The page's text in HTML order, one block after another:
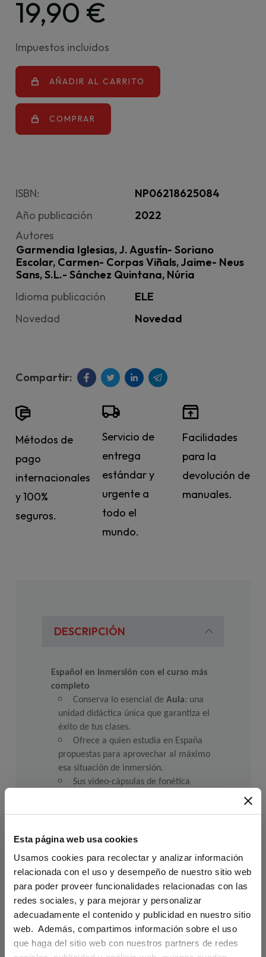
Esta página web usa cookies
Usamos cookies para recolectar y analizar información
relacionada con el uso y desempeño de nuestro sitio web
para poder proveer funcionalidades relacionadas con las
redes sociales, y para mejorar y personalizar
adecuadamente el contenido y publicidad en nuestro sitio
web. Además, compartimos información sobre el uso
que haga del sitio web con nuestros partners de redes
19,90 €
Impuestos incluidos
AÑADIR AL CARRITO
COMPRAR
ISBN:
NP06218625084
Año publicación
2022
Autores
Garmendia Iglesias, J. Agustín- Soriano
Escolar, Carmen- Corpas Viñals, Jaime- Neus
Sans, S.L.- Sánchez Quintana, Núria
Idioma publicación
ELE
Novedad
Novedad
Métodos de
pago
internacionales
y 100%
seguros.
Servicio de
entrega
estándar y
urgente a
todo el
mundo.
Facilidades
para la
devolución de
manuales.
DESCRIPCIÓN
Español en inmersión con el curso más
completo
Conserva lo esencial de Aula: una
unidad didáctica única que garantiza el
éxito de tus clases.
Ofrece a quien estudia en España
propuestas para aprovechar al máximo
esa situación de inmersión.
Sus video-cápsulas de fonética
Plus significa más: más actividades
formal, más vídeos, más atención al
léxico.
Los itinerarios ofrecidos en la
Edición Anotada para Docentes
permiten usar Aula Plus en cursos
intensivos, extensivos, híbridos, flipped
classroom, etc.